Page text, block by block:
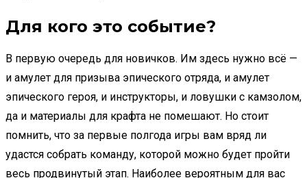
Для кого это событие?
В первую очередь для новичков. Им здесь нужно всё —
и амулет для призыва эпического отряда, и амулет
эпического героя, и инструкторы, и ловушки с камзолом,
да и материалы для крафта не помешают. Но стоит
помнить, что за первые полгода игры вам вряд ли
удастся собрать команду, которой можно будет пройти
весь продвинутый этап. Наиболее вероятным для вас